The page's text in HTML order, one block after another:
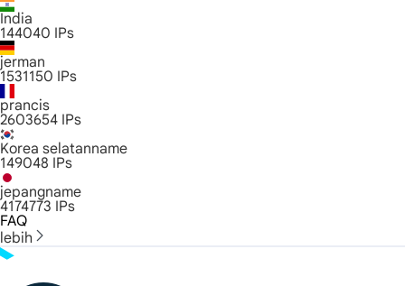
India
144040 IPs
jerman
1531150 IPs
prancis
2603654 IPs
Korea selatanname
149048 IPs
jepangname
4174773 IPs
FAQ
lebih